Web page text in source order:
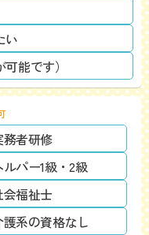
い
能です）
務者研修
ルパー1級・2級
会福祉士
護系の資格なし